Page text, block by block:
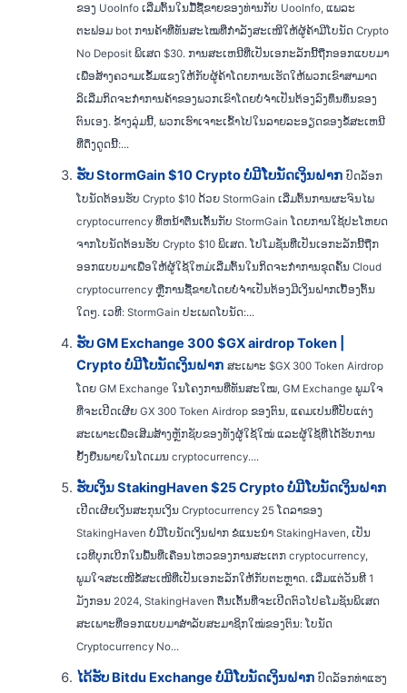
ຂອງ UooInfo ເລີ່ມຕົ້ນໃນມື້ຊື້ຂາຍຂອງທ່ານກັບ UooInfo, ແພລະ
ຕະຟອມ bot ການຄ້າທີ່ທັນສະໄໝທີ່ກຳລັງສະເໜີໃຫ້ຜູ້ຄ້າມີໂບນັດ Crypto
No Deposit ພິເສດ $30. ການສະເຫນີທີ່ເປັນເອກະລັກນີ້ຖືກອອກແບບມາ
ເພື່ອສ້າງຄວາມເຂັ້ມແຂງໃຫ້ກັບຜູ້ຄ້າໂດຍການເຮັດໃຫ້ພວກເຂົາສາມາດ
ລິເລີ່ມກິດຈະກໍາການຄ້າຂອງພວກເຂົາໂດຍບໍ່ຈໍາເປັນຕ້ອງລົງທຶນທຶນຂອງ
ຕົນເອງ. ຂ້າງລຸ່ມນີ້, ພວກເຮົາເຈາະເຂົ້າໄປໃນລາຍລະອຽດຂອງຂໍ້ສະເຫນີ
ທີ່ດຶງດູດນີ້:...
ຮັບ StormGain $10 Crypto ບໍ່ມີໂບນັດເງິນຝາກ ປົດລັອກ
ໂບນັດຕ້ອນຮັບ Crypto $10 ດ້ວຍ StormGain ເລີ່ມຕົ້ນການຜະຈົນໄພ
cryptocurrency ທີ່ຫນ້າຕື່ນເຕັ້ນກັບ StormGain ໂດຍການໃຊ້ປະໂຫຍດ
ຈາກໂບນັດຕ້ອນຮັບ Crypto $10 ພິເສດ. ໂປໂມຊັ່ນທີ່ເປັນເອກະລັກນີ້ຖືກ
ອອກແບບມາເພື່ອໃຫ້ຜູ້ໃຊ້ໃຫມ່ເລີ່ມຕົ້ນໃນກິດຈະກໍາການຂຸດຄົ້ນ Cloud
cryptocurrency ຫຼືການຊື້ຂາຍໂດຍບໍ່ຈໍາເປັນຕ້ອງມີເງິນຝາກເບື້ອງຕົ້ນ
ໃດໆ. ເວທີ: StormGain ປະເພດໂບນັດ:...
ຮັບ GM Exchange 300 $GX airdrop Token |
Crypto ບໍ່ມີໂບນັດເງິນຝາກ ສະເພາະ $GX 300 Token Airdrop
ໂດຍ GM Exchange ໃນໂຄງການທີ່ທັນສະໃໝ, GM Exchange ພູມໃຈ
ທີ່ຈະເປີດເຜີຍ GX 300 Token Airdrop ຂອງຕົນ, ແຄມເປນທີ່ປັບແຕ່ງ
ສະເພາະເພື່ອເສີມສ້າງຫຼັກຊັບຂອງທັງຜູ້ໃຊ້ໃໝ່ ແລະຜູ້ໃຊ້ທີ່ໄດ້ຮັບການ
ຢັ້ງຢືນພາຍໃນໂດເມນ cryptocurrency....
ຮັບເງິນ StakingHaven $25 Crypto ບໍ່ມີໂບນັດເງິນຝາກ
ເປີດເຜີຍເງິນສະກຸນເງິນ Cryptocurrency 25 ໂດລາຂອງ
StakingHaven ບໍ່ມີໂບນັດເງິນຝາກ ຂໍແນະນໍາ StakingHaven, ເປັນ
ເວທີບຸກເບີກໃນພື້ນທີ່ເຄື່ອນໄຫວຂອງການສະເຕກ cryptocurrency,
ພູມໃຈສະເໜີຂໍ້ສະເໜີທີ່ເປັນເອກະລັກໃຫ້ກັບຕະຫຼາດ. ເລີ່ມແຕ່ວັນທີ 1
ມັງກອນ 2024, StakingHaven ຕື່ນເຕັ້ນທີ່ຈະເປີດຕົວໂປຣໂມຊັນພິເສດ
ສະເພາະທີ່ອອກແບບມາສໍາລັບສະມາຊິກໃໝ່ຂອງຕົນ: ໂບນັດ
Cryptocurrency No...
ໄດ້ຮັບ Bitdu Exchange ບໍ່ມີໂບນັດເງິນຝາກ ປົດລັອກທ່າແຮງ